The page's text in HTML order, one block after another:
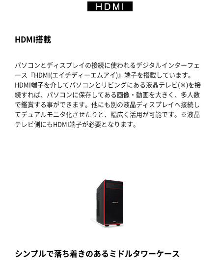
HDMI搭載
パソコンとディスプレイの接続に使われるデジタルインターフェ
ース『HDMI(エイチディーエムアイ)』端子を搭載しています。
HDMI端子を介してパソコンとリビングにある液晶テレビ(※)を接
続すれば、パソコンに保存してある画像・動画を大きく、多人数
で鑑賞する事ができます。他にも別の液晶ディスプレイへ接続し
てデュアルモニタ化させたりと、幅広く活用が可能です。※液晶
テレビ側にもHDMI端子が必要となります。
シンプルで落ち着きのあるミドルタワーケース